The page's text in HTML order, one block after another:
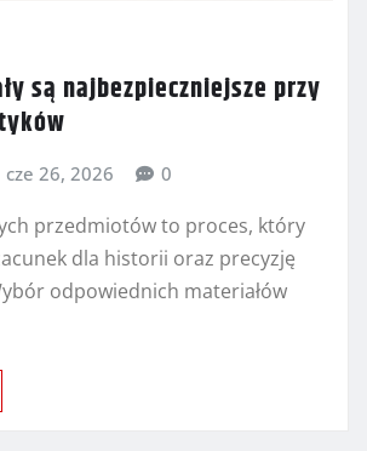
są najbezpieczniejsze przy
cze 26, 2026 0
przedmiotów to proces, który
dla historii oraz precyzję
odpowiednich materiałów